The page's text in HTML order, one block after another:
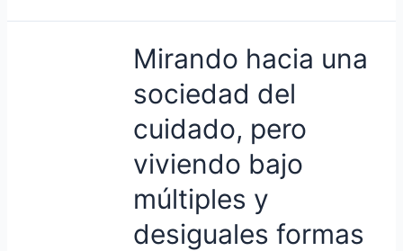
Mirando hacia una
sociedad del
cuidado, pero
viviendo bajo
múltiples y
desiguales formas
Mirando
hacia
una
del
cuidado,
pero
viviendo
múltiples